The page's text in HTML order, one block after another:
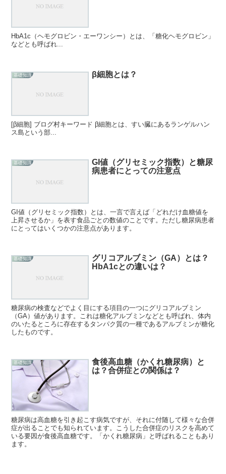
HbA1c（ヘモグロビン・エーワンシー）とは、「糖化ヘモグロビン」
などとも呼ばれ...
基礎知識 β細胞とは？
[β細胞] ブログ村キーワード β細胞とは、すい臓にあるランゲルハン
ス島という部...
基礎知識
GI値（グリセミック指数）と糖尿
病患者にとっての注意点
GI値（グリセミック指数）とは、一言で言えば「どれだけ血糖値を
上昇させるか」を表す食品ごとの数値のことです。ただし糖尿病患者
にとってはいくつかの注意点があります。
基礎知識
グリコアルブミン（GA）とは？
HbA1cとの違いは？
糖尿病の検査などでよく目にする項目の一つにグリコアルブミン
（GA）値があります。これは糖化アルブミンなどとも呼ばれ、体内
のいたるところに存在するタンパク質の一種であるアルブミンが糖化
したものです。
基礎知識
食後高血糖（かくれ糖尿病）と
は？合併症との関係は？
糖尿病は高血糖を引き起こす病気ですが、それに付随して様々な合併
症が出ることでも知られています。こうした合併症のリスクを高めて
いる要因が食後高血糖です。「かくれ糖尿病」と呼ばれることもあり
ます。